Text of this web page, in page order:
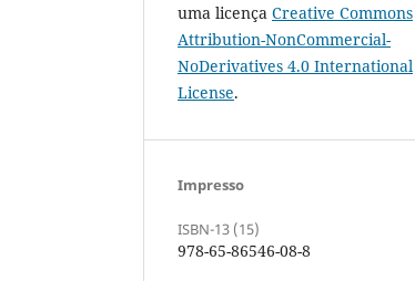
uma licença Creative Commons
Attribution-NonCommercial-
NoDerivatives 4.0 International
License.
Impresso
ISBN-13 (15)
978-65-86546-08-8